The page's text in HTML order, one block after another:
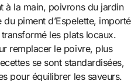
à la main, poivrons du jardin
du piment d’Espelette, importé
transformé les plats locaux.
remplacer le poivre, plus
se sont standardisées,
pour équilibrer les saveurs.